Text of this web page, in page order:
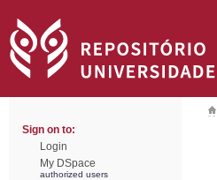
Sign on to:
Login
My DSpace
authorized users